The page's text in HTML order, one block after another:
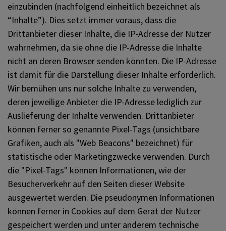
einzubinden (nachfolgend einheitlich bezeichnet als
“Inhalte”). Dies setzt immer voraus, dass die
Drittanbieter dieser Inhalte, die IP-Adresse der Nutzer
wahrnehmen, da sie ohne die IP-Adresse die Inhalte
nicht an deren Browser senden könnten. Die IP-Adresse
ist damit für die Darstellung dieser Inhalte erforderlich.
Wir bemühen uns nur solche Inhalte zu verwenden,
deren jeweilige Anbieter die IP-Adresse lediglich zur
Auslieferung der Inhalte verwenden. Drittanbieter
können ferner so genannte Pixel-Tags (unsichtbare
Grafiken, auch als "Web Beacons" bezeichnet) für
statistische oder Marketingzwecke verwenden. Durch
die "Pixel-Tags" können Informationen, wie der
Besucherverkehr auf den Seiten dieser Website
ausgewertet werden. Die pseudonymen Informationen
können ferner in Cookies auf dem Gerät der Nutzer
gespeichert werden und unter anderem technische